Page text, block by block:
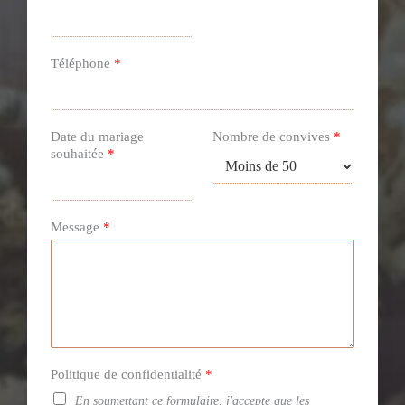
Téléphone *
Date du mariage
souhaitée *
Nombre de convives *
Message *
Politique de confidentialité *
En soumettant ce formulaire, j'accepte que les